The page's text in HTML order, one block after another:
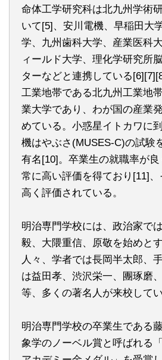
命体工学研究科は北九州学術
いて[5]、安川電機、早稲田大
学、九州歯科大学、産業医科
ィールド大学、理化学研究所
ターなどと連携している
工業地帯である北九州工業地
業大学であり、わが国の産業
めている。小惑星イトカワに
機はやぶさ(MUSES-C)の試験
有名[10]。卒業生の就職率が
常に高い評価を得ており[11]
高く評価されている。
明治専門学校には、政治家で
毅、大隈重信、原敬を始めと
人々、学者では長岡半太郎、
は益田孝、渋沢栄一、團琢磨
等、多くの著名人が来校してい
明治専門学校の卒業生である
象学のノーベル賞と呼ばれる